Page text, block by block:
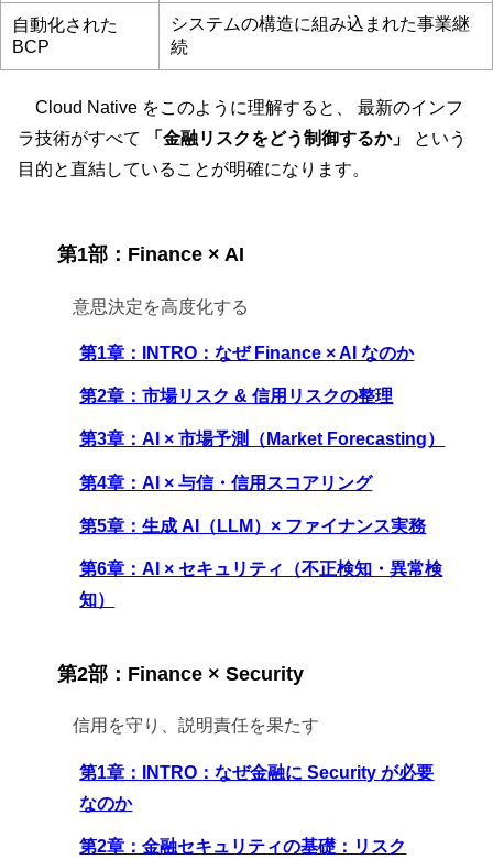
自動化された
BCP
システムの構造に組み込まれた事業継
続
Cloud Native をこのように理解すると、 最新のインフ
ラ技術がすべて
「金融リスクをどう制御するか」
という
目的と直結していることが明確になります。
第1部：Finance × AI
意思決定を高度化する
第1章：INTRO：なぜ Finance × AI なのか
第2章：市場リスク & 信用リスクの整理
第3章：AI × 市場予測（Market Forecasting）
第4章：AI × 与信・信用スコアリング
第5章：生成 AI（LLM）× ファイナンス実務
第6章：AI × セキュリティ（不正検知・異常検
知）
第2部：Finance × Security
信用を守り、説明責任を果たす
第1章：INTRO：なぜ金融に Security が必要
なのか
第2章：金融セキュリティの基礎：リスク